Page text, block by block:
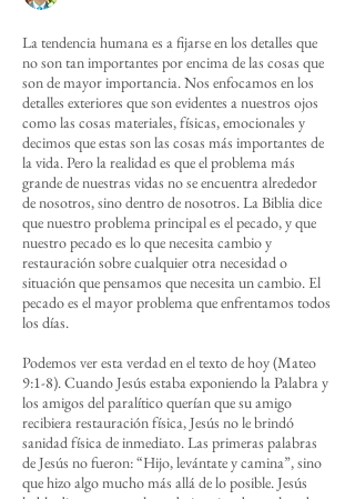
La tendencia humana es a fijarse en los detalles que
no son tan importantes por encima de las cosas que
son de mayor importancia. Nos enfocamos en los
detalles exteriores que son evidentes a nuestros ojos
como las cosas materiales, físicas, emocionales y
decimos que estas son las cosas más importantes de
la vida. Pero la realidad es que el problema más
grande de nuestras vidas no se encuentra alrededor
de nosotros, sino dentro de nosotros. La Biblia dice
que nuestro problema principal es el pecado, y que
nuestro pecado es lo que necesita cambio y
restauración sobre cualquier otra necesidad o
situación que pensamos que necesita un cambio. El
pecado es el mayor problema que enfrentamos todos
los días.
Podemos ver esta verdad en el texto de hoy (Mateo
9:1-8). Cuando Jesús estaba exponiendo la Palabra y
los amigos del paralítico querían que su amigo
recibiera restauración física, Jesús no le brindó
sanidad física de inmediato. Las primeras palabras
de Jesús no fueron: “Hijo, levántate y camina”, sino
que hizo algo mucho más allá de lo posible. Jesús